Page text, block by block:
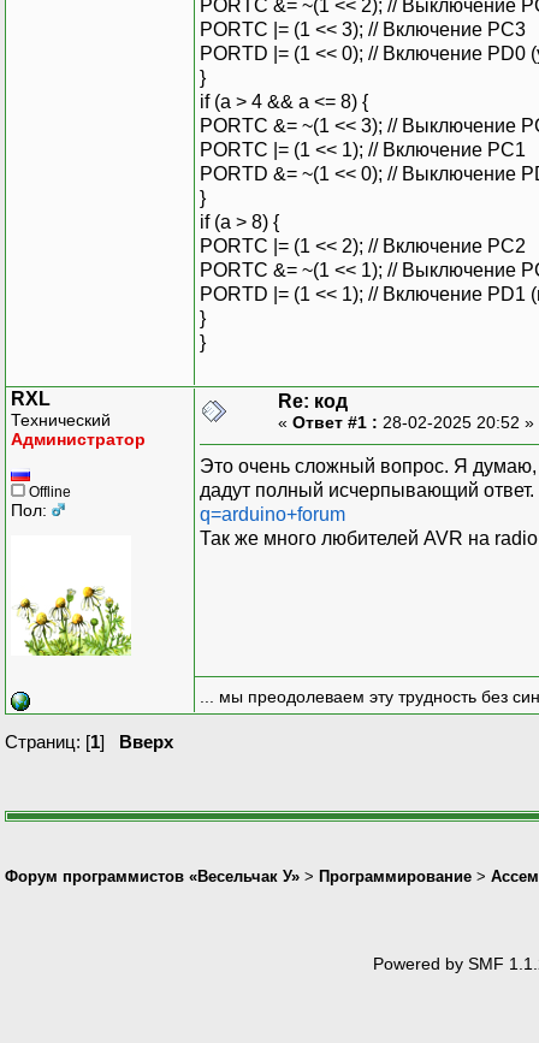
PORTC &= ~(1 << 2); // Выключение
PORTC |= (1 << 3); // Включение PC3
PORTD |= (1 << 0); // Включение PD0
}
if (a > 4 && a <= 8) {
PORTC &= ~(1 << 3); // Выключение
PORTC |= (1 << 1); // Включение PC1
PORTD &= ~(1 << 0); // Выключение
}
if (a > 8) {
PORTC |= (1 << 2); // Включение PC2
PORTC &= ~(1 << 1); // Выключение
PORTD |= (1 << 1); // Включение
}
}
RXL
Технический
Администратор
Offline
Пол:
Re: код
« Ответ #1 : 28-02-2025 20:52 »
Это очень сложный вопрос. Я
дадут полный исчерпывающий
q=arduino+forum
Так же много любителей AVR на
... мы преодолеваем эту трудность без
Страниц: [1] Вверх
Форум программистов «Весельчак У» > Программирование >
Powered by SMF